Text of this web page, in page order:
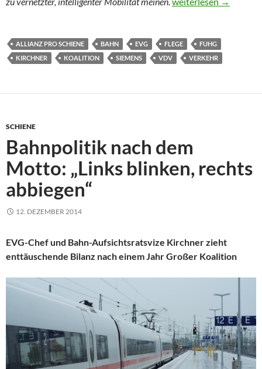
ALLIANZ PRO SCHIENE BAHN EVG FLEGE
FUHG
KIRCHNER
KOALITION SIEMENS VDV VERKEHR
SCHIENE
Bahnpolitik nach dem
Motto: „Links blinken, rechts
abbiegen“
12. DEZEMBER 2014
EVG-Chef und Bahn-Aufsichtsratsvize Kirchner zieht
enttäuschende Bilanz nach einem Jahr Großer Koalition